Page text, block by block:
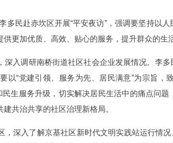
多民赴赤坎区开展“平安夜访”，强调要坚持以
更加优质、高效、贴心的服务，提升群众的生
深入调研南桥街道社区社会企业发展情况。李
以“党建引领、服务为先、居民满意”为宗旨
民生服务升级，切实解决居民生活中的痛点问
共治共享的社区治理新格局。
，深入了解京基社区新时代文明实践站运行情